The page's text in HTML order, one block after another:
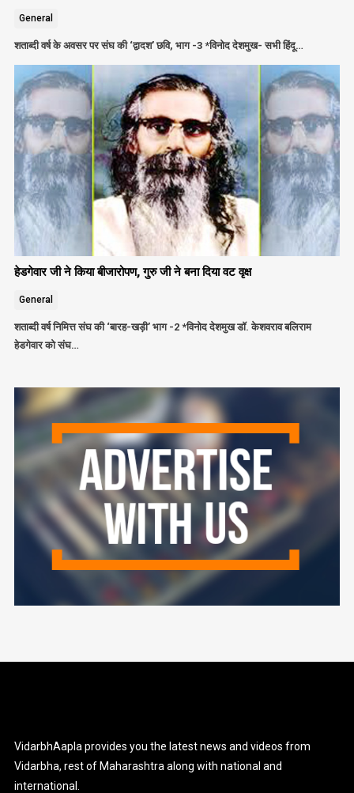
General
शताब्दी वर्ष के अवसर पर संघ की ‘द्वादश’ छवि, भाग -3 *विनोद देशमुख- सभी हिंदू…
हेडगेवार जी ने किया बीजारोपण, गुरु जी ने बना दिया वट वृक्ष
General
शताब्दी वर्ष निमित्त संघ की ‘बारह-खड़ी’ भाग -2 *विनोद देशमुख डॉ. केशवराव बलिराम
हेडगेवार को संघ…
VidarbhAapla provides you the latest news and videos from
Vidarbha, rest of Maharashtra along with national and
international.